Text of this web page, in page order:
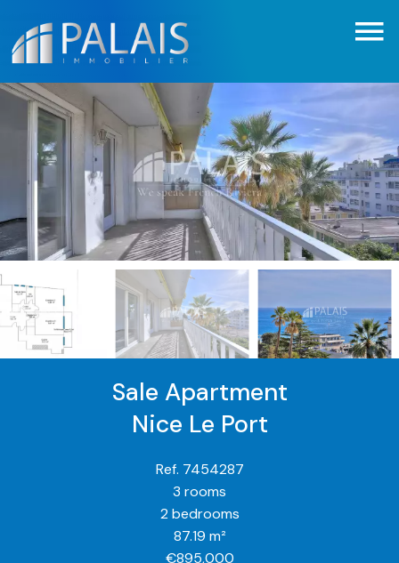
Sale Apartment
Nice Le Port
Ref. 7454287
3 rooms
2 bedrooms
87.19 m²
€895,000